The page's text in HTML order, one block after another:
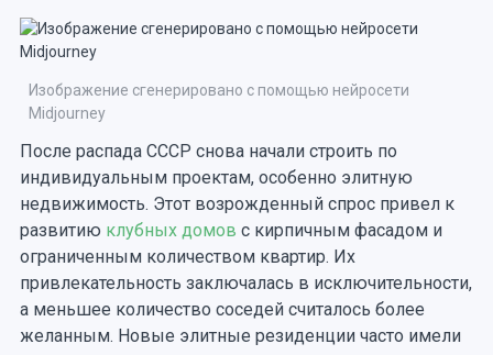
Изображение сгенерировано с помощью нейросети
Midjourney
После распада СССР снова начали строить по
индивидуальным проектам, особенно элитную
недвижимость. Этот возрожденный спрос привел к
развитию клубных домов с кирпичным фасадом и
ограниченным количеством квартир. Их
привлекательность заключалась в исключительности,
а меньшее количество соседей считалось более
желанным. Новые элитные резиденции часто имели